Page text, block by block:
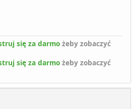
się za darmo żeby zobaczyć
się za darmo żeby zobaczyć